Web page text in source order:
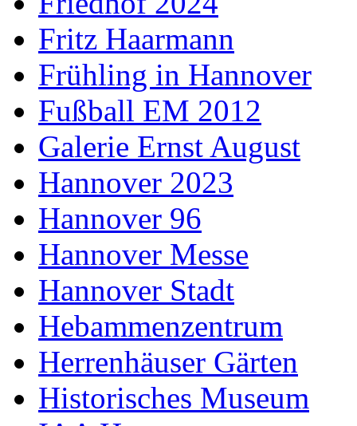
Fritz Haarmann
Frühling in Hannover
Fußball EM 2012
Galerie Ernst August
Hannover 2023
Hannover 96
Hannover Messe
Hannover Stadt
Hebammenzentrum
Herrenhäuser Gärten
Historisches Museum